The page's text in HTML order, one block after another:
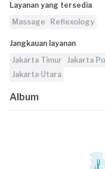
Layanan yang tersedia
Massage
Reflexology
Jangkauan layanan
Jakarta Timur
Jakarta
Jakarta Utara
Album